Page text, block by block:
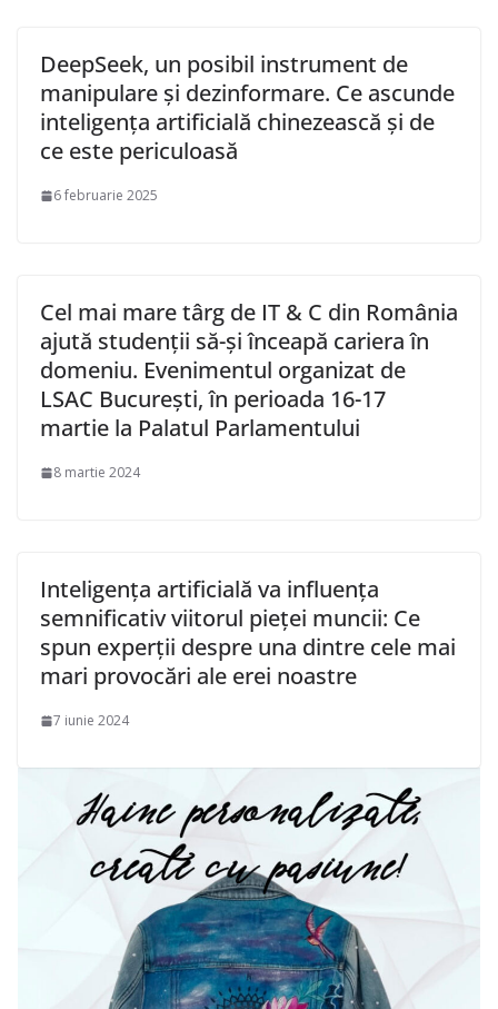
DeepSeek, un posibil instrument de
manipulare și dezinformare. Ce ascunde
inteligența artificială chinezească și de
ce este periculoasă
6 februarie 2025
Cel mai mare târg de IT & C din România
ajută studenții să-și înceapă cariera în
domeniu. Evenimentul organizat de
LSAC București, în perioada 16-17
martie la Palatul Parlamentului
8 martie 2024
Inteligența artificială va influența
semnificativ viitorul pieței muncii: Ce
spun experții despre una dintre cele mai
mari provocări ale erei noastre
7 iunie 2024